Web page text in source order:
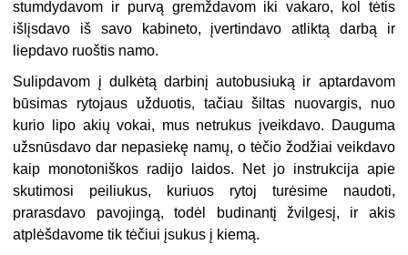
stumdydavom ir purvą gremždavom iki vakaro, kol tėtis
išlįsdavo iš savo kabineto, įvertindavo atliktą darbą ir
liepdavo ruoštis namo.
Sulipdavom į dulkėtą darbinį autobusiuką ir aptardavom
būsimas rytojaus užduotis, tačiau šiltas nuovargis, nuo
kurio lipo akių vokai, mus netrukus įveikdavo. Dauguma
užsnūsdavo dar nepasiekę namų, o tėčio žodžiai veikdavo
kaip monotoniškos radijo laidos. Net jo instrukcija apie
skutimosi peiliukus, kuriuos rytoj turėsime naudoti,
prarasdavo pavojingą, todėl budinantį žvilgesį, ir akis
atplėšdavome tik tėčiui įsukus į kiemą.